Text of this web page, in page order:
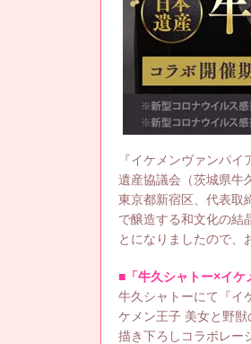
『イケメンヴァンパ
遺産協議会（茨城県牛
東京都新宿区、代表取
で醸造する和文化の結
とになりましたので、
■「牛久シャトー×イケ
牛久シャトーにて『イ
ケメン王子 美女と野獣
描き下ろしコラボレー